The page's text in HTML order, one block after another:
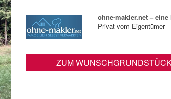
ohne-makler.net –
Privat vom Eigentümer
ZUM